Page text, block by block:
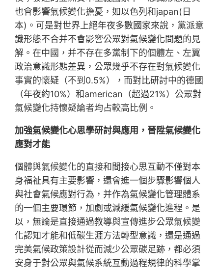
也會影響氣候變化擔憂，如以色列和japan(日
本)。可是對世界上絕年夜多數國家來說，黨派意
識形態不合并不會影響公眾對氣候變化問題的見
解。在中國，并不存在多黨制下的個體左、左翼
政治意識形態差異，公眾幾乎不存在對氣候變化
事實的懷疑（不到0.5%），而對比研討中的德國
（年夜約10%）和american（超過21%）公眾對
氣候變化持懷疑論者均占較高比例。
加強氣候變化心思學研討與應用，晉陞氣候變化
應對才能
個體與氣候變化的直接和間接心思互動不僅對本
身福祉具有主要影響，還會進一個步驟影響個人
與社會氣候應對行為，并作為氣候變化管理體系
的一個主要環節，加劇或減緩氣候變化進程。是
以，無論是直接通過教導與宣傳進步公眾氣候變
化認知才能和低碳生涯方法轉型意識，還是通過
完美氣候政策設計從而減少公眾碳足跡，都必須
安身于對公眾與氣候系統互動過程規律的科學掌